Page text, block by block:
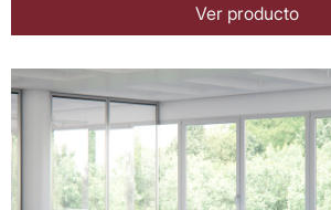
Ver producto